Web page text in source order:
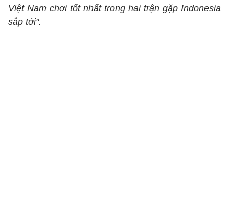
Việt Nam chơi tốt nhất trong hai trận gặp Indonesia
sắp tới".